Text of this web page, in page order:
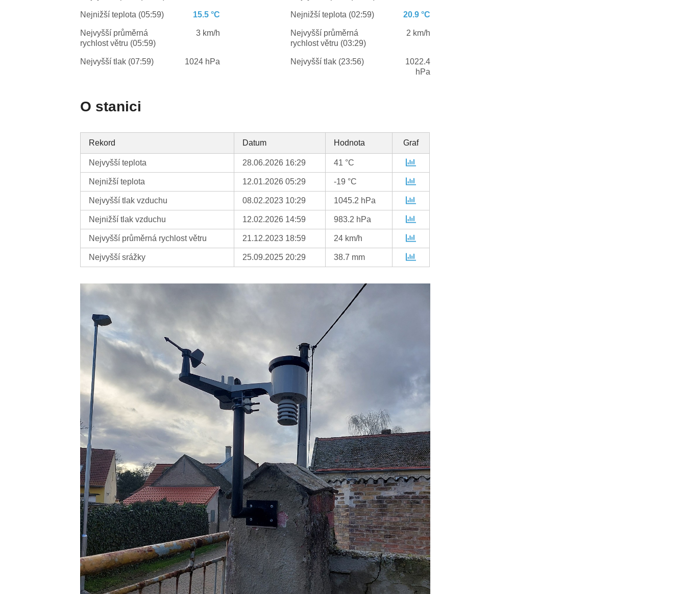
Nejnižší teplota (05:59) 15.5 °C
Nejvyšší průměrná
rychlost větru (05:59)
3 km/h
Nejvyšší tlak (07:59) 1024 hPa
Nejnižší teplota (02:59) 20.9 °C
Nejvyšší průměrná
rychlost větru (03:29)
2 km/h
Nejvyšší tlak (23:56)
1022.4
hPa
O stanici
Rekord Datum Hodnota Graf
Nejvyšší teplota 28.06.2026 16:29 41 °C
Nejnižší teplota 12.01.2026 05:29 -19 °C
Nejvyšší tlak vzduchu 08.02.2023 10:29 1045.2 hPa
Nejnižší tlak vzduchu 12.02.2026 14:59 983.2 hPa
Nejvyšší průměrná rychlost větru 21.12.2023 18:59 24 km/h
Nejvyšší srážky 25.09.2025 20:29 38.7 mm